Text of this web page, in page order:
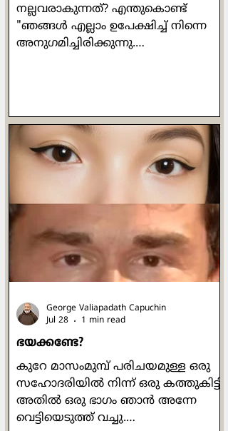
നല്ലവരാകുന്നത്? എന്തുകൊണ്ട്
"ഞങ്ങൾ എല്ലാം ഉപേക്ഷിച്ച് നിന്നെ
അനുഗമിച്ചിരിക്കുന്നു.
പ്രബോധനങ്ങൾ ഒരിക്കലും പ്രതിഫലം
വാഗ്ദാനം ചെയ്തുകൊണ്ടുള്ളവ
ആയിരുന്നില്ല. പ്രാർത്ഥിക്കുമ്പോഴോ
ഉപവസിക്കുമ്പോഴോ ദാനധർമ്മം
ചെയ്യുമ്പോഴോ മനുഷ്യരെ കാണിച്ച്
ചെയ്യരുതെന്നും രഹസ്യത്തിൽ ദൈവം
മാത്രമേ അവ കണ്ടുകൂടൂ എന്നും
പറയുന്നുണ്ട് അവിടന്ന്. ചുരുക്കത്തിൽ
ഓരോന്നും അതതിനു
ഭയക്കണ്ടേ?
കുറേ മാസംമുമ്പ് പരിചയമുള്ള ഒരു
സഹോദരിയിൽ നിന്ന് ഒരു കത്തുകിട്ടി.
അതിൽ ഒരു ഭാഗം ഞാൻ അന്നേ
വെട്ടിയെടുത്ത് വച്ചു.
George Valiapadath Capuchin
Jul 28
1 min read